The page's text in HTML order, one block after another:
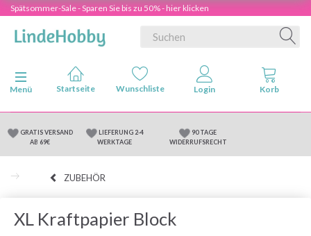
Spätsommer-Sale - Sparen Sie bis zu 50% - hier klicken
Anzeige ändern
Menü
GRATIS VERSAND
AB 69€
LIEFERUNG 2-4
WERKTAGE
90 TAGE
WIDERRUFSRECHT
ZUBEHÖR
XL Kraftpapier Block